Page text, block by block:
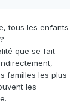
tous les enfants
que se fait
familles les plus
les